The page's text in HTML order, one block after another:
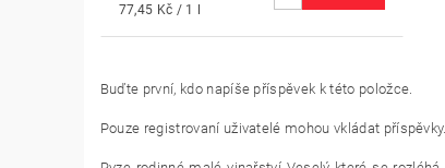
77,45 Kč / 1 l
Buďte první, kdo napíše příspěvek k této položce.
Pouze registrovaní uživatelé mohou vkládat